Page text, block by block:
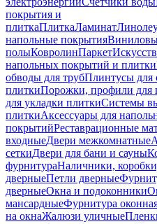
покрытия и
плиткаПлиткаЛаминат
напольные покрытия
полыКовролинПаркет
напольных покрытий и плитки
обводы для трубПлинтусы для
плиткиПорожки, профили для
для укладки плиткиСистемы
плиткиАксессуары для
покрытийРеставрационные
входныеДвери межкомнатные
сеткиДвери для бани и сауны
фурнитураНаличники,
дверныеПетли дверные
дверныеОкна и подоконники
мансардныеФурнитура
на окнаЖалюзи уличные